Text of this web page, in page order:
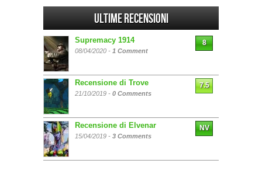
Ultime Recensioni
Supremacy 1914
08/04/2020 - 1 Comment
8
Recensione di Trove
21/10/2019 - 0 Comments
7.5
Recensione di Elvenar
15/04/2019 - 3 Comments
NV